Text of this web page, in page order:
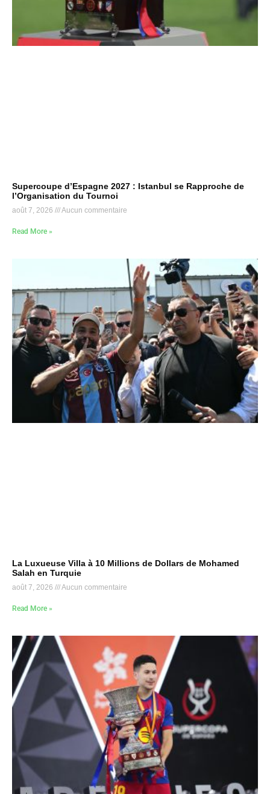
Supercoupe d’Espagne 2027 : Istanbul se Rapproche de
l’Organisation du Tournoi
août 7, 2026 Aucun commentaire
Read More »
La Luxueuse Villa à 10 Millions de Dollars de Mohamed
Salah en Turquie
août 7, 2026 Aucun commentaire
Read More »